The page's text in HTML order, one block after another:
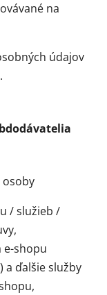
na
údajov
osoby
/ služieb /
e-shopu
a ďalšie služby